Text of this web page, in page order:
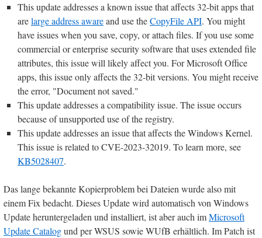
This update addresses a known issue that affects 32-bit apps that
arelarge address awareand use theCopyFile API. You might
have issues when you save, copy, or attach files. If you use some
commercial or enterprise security software that uses extended file
attributes, this issue will likely affect you. For Microsoft Office
apps, this issue only affects the 32-bit versions. You might receive
the error, "Document not saved."
This update addresses a compatibility issue. The issue occurs
because of unsupported use of the registry.
This update addresses an issue that affects the Windows Kernel.
This issue is related to CVE-2023-32019. To learn more, see
KB5028407.
Das lange bekannte Kopierproblem bei Dateien wurde also mit
einem Fix bedacht. Dieses Update wird automatisch von Windows
Update heruntergeladen und installiert, ist aber auch imMicrosoft
Update Catalogund per WSUS sowie WUfB erhältlich. Im Patch ist